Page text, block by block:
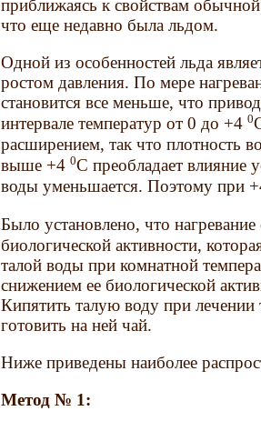
приближаясь к свойствам
что еще недавно была льдом.
Одной из особенностей льда
ростом давления. По мере
становится все меньше, что
интервале температур от 0 до +40
расширением, так что плотность
выше +40С преобладает влияние
воды уменьшается. Поэтому при
Было установлено, что
биологической активности,
талой воды при комнатной
снижением ее биологической
Кипятить талую воду при
готовить на ней чай.
Ниже приведены наиболее
Метод № 1: